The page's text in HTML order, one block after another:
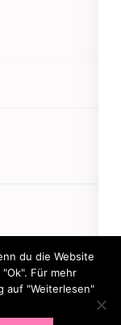
du die Website
Für mehr
auf "Weiterlesen"